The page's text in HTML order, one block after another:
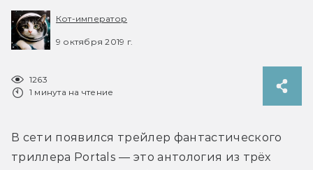
Кот-император
9 октября 2019 г.
1263
1 минута на чтение
В сети появился трейлер фантастического
триллера Portals — это антология из трёх